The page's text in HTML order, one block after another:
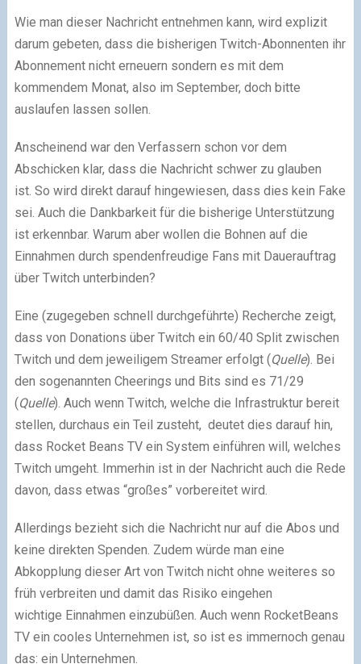
Wie man dieser Nachricht entnehmen kann, wird explizit
darum gebeten, dass die bisherigen Twitch-Abonnenten ihr
Abonnement nicht erneuern sondern es mit dem
kommendem Monat, also im September, doch bitte
auslaufen lassen sollen.
Anscheinend war den Verfassern schon vor dem
Abschicken klar, dass die Nachricht schwer zu glauben
ist. So wird direkt darauf hingewiesen, dass dies kein Fake
sei. Auch die Dankbarkeit für die bisherige Unterstützung
ist erkennbar. Warum aber wollen die Bohnen auf die
Einnahmen durch spendenfreudige Fans mit Dauerauftrag
über Twitch unterbinden?
Eine (zugegeben schnell durchgeführte) Recherche zeigt,
dass von Donations über Twitch ein 60/40 Split zwischen
Twitch und dem jeweiligem Streamer erfolgt (Quelle). Bei
den sogenannten Cheerings und Bits sind es 71/29
(Quelle). Auch wenn Twitch, welche die Infrastruktur bereit
stellen, durchaus ein Teil zusteht, deutet dies darauf hin,
dass Rocket Beans TV ein System einführen will, welches
Twitch umgeht. Immerhin ist in der Nachricht auch die Rede
davon, dass etwas “großes” vorbereitet wird.
Allerdings bezieht sich die Nachricht nur auf die Abos und
keine direkten Spenden. Zudem würde man eine
Abkopplung dieser Art von Twitch nicht ohne weiteres so
früh verbreiten und damit das Risiko eingehen
wichtige Einnahmen einzubüßen. Auch wenn RocketBeans
TV ein cooles Unternehmen ist, so ist es immernoch genau
das: ein Unternehmen.